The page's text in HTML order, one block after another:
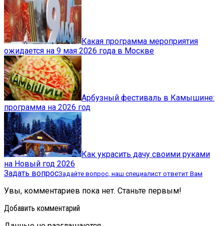
Какая программа мероприятия
ожидается на 9 мая 2026 года в Москве
Арбузный фестиваль в Камышине:
программа на 2026 год
Как украсить дачу своими руками
на Новый год 2026
Задать вопросЗадайте вопрос, наш специалист ответит Вам
Увы, комментариев пока нет. Станьте первым!
Добавить комментарий